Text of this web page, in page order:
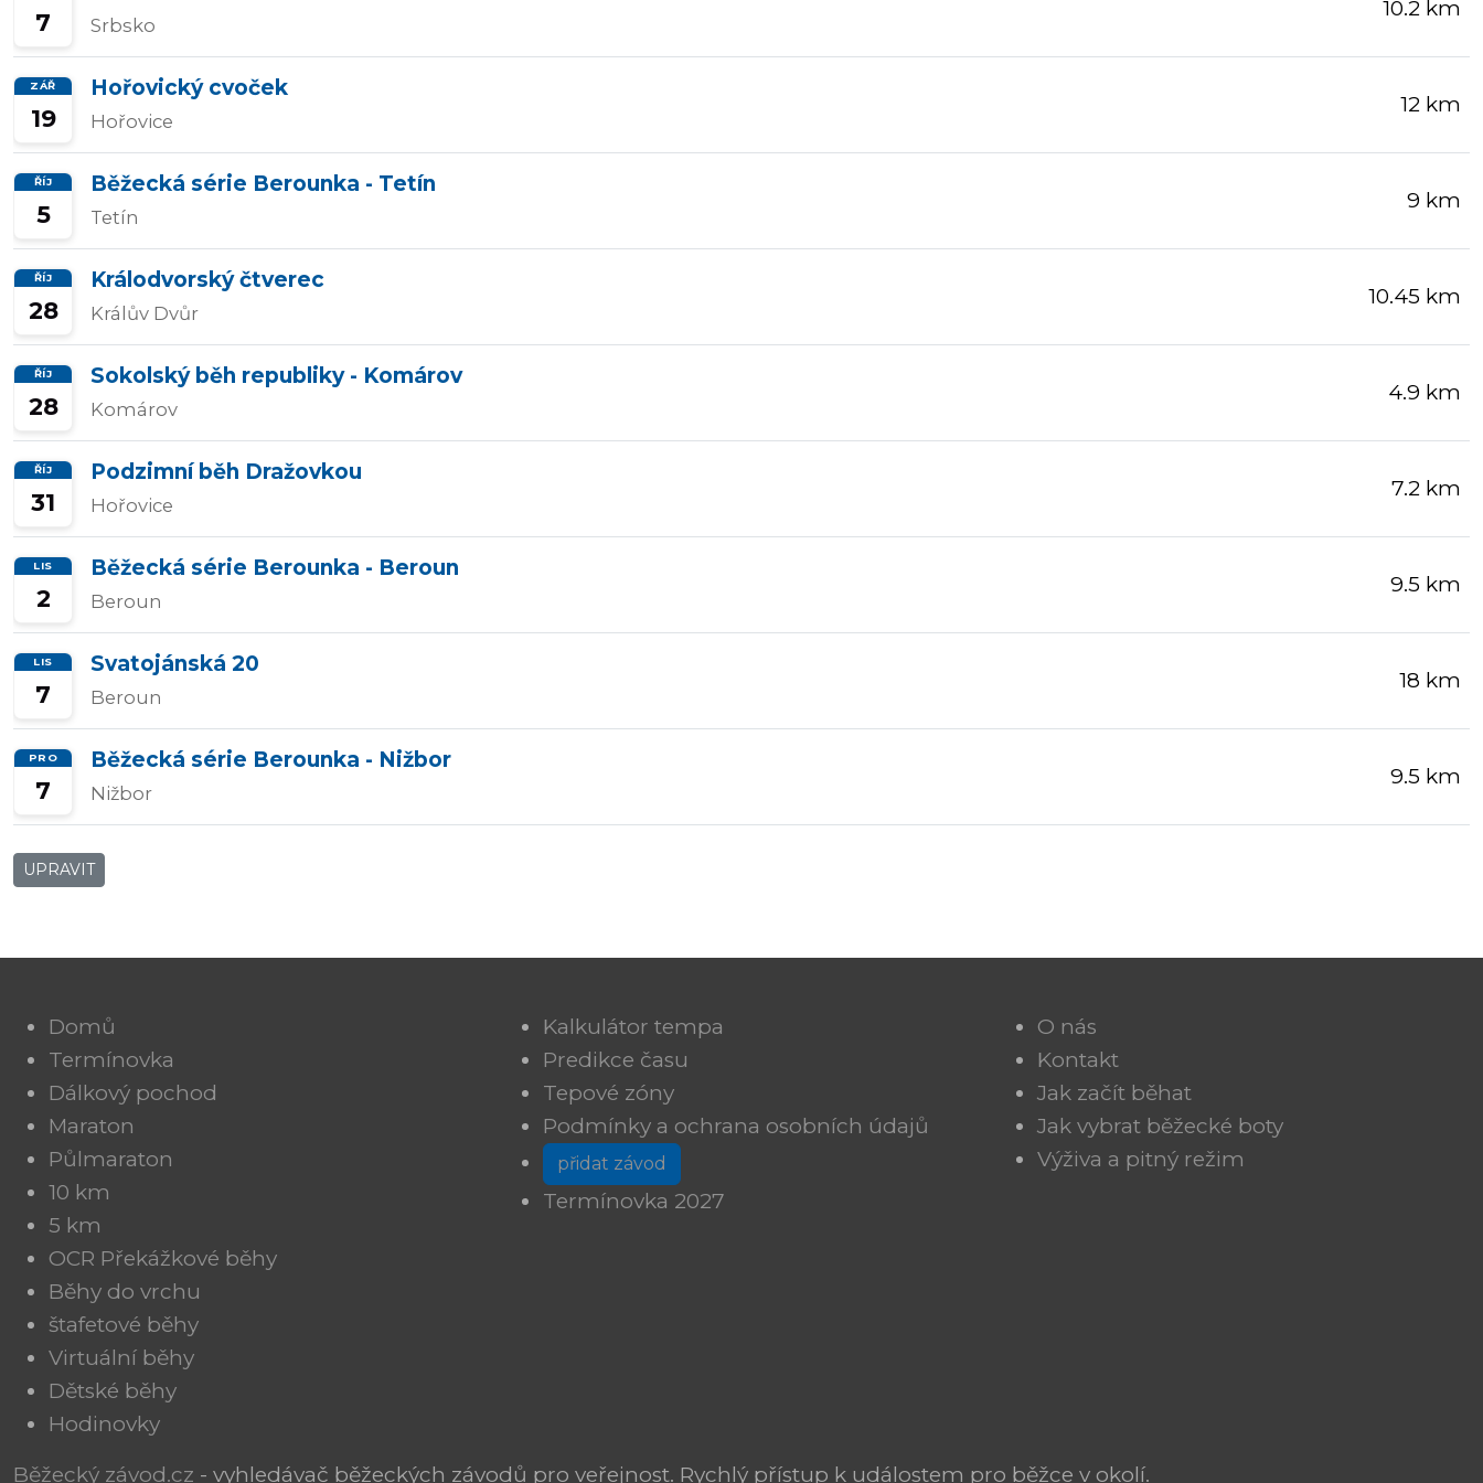
závody
7 Srbsko
10.2 km
ZÁŘ
19
Hořovický cvoček
Hořovice
12 km
ŘÍJ
5
Běžecká série Berounka - Tetín
Tetín
9 km
ŘÍJ
28
Králodvorský čtverec
Králův Dvůr
10.45 km
ŘÍJ
28
Sokolský běh republiky - Komárov
Komárov
4.9 km
ŘÍJ
31
Podzimní běh Dražovkou
Hořovice
7.2 km
LIS
2
Běžecká série Berounka - Beroun
Beroun
9.5 km
LIS
7
Svatojánská 20
Beroun
18 km
PRO
7
Běžecká série Berounka - Nižbor
Nižbor
9.5 km
UPRAVIT
Domů
Termínovka
Dálkový pochod
Maraton
Půlmaraton
10 km
5 km
OCR Překážkové běhy
Běhy do vrchu
štafetové běhy
Virtuální běhy
Dětské běhy
Hodinovky
Kalkulátor tempa
Predikce času
Tepové zóny
Podmínky a ochrana osobních údajů
přidat závod
Termínovka 2027
O nás
Kontakt
Jak začít běhat
Jak vybrat běžecké boty
Výživa a pitný režim
Běžecký závod.cz - vyhledávač běžeckých závodů pro veřejnost. Rychlý přístup k událostem pro běžce v okolí.